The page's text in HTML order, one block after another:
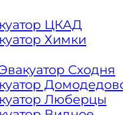
ЦКАД
Химки
Эвакуатор Сходня
Люберцы